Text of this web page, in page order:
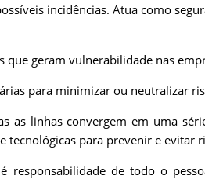
incidências. Atua como
geram vulnerabilidade nas
para minimizar ou neutralizar
as linhas convergem em uma
tecnológicas para prevenir e evitar
de todo o